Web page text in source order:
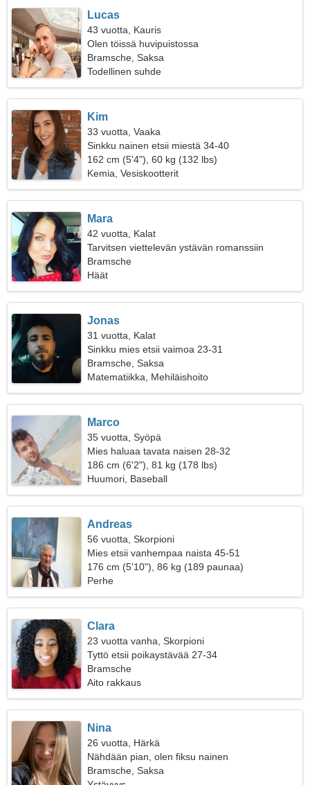
Lucas
43 vuotta, Kauris
Olen töissä huvipuistossa
Bramsche, Saksa
Todellinen suhde
Kim
33 vuotta, Vaaka
Sinkku nainen etsii miestä 34-40
162 cm (5'4"), 60 kg (132 lbs)
Kemia, Vesiskootterit
Mara
42 vuotta, Kalat
Tarvitsen viettelevän ystävän romanssiin
Bramsche
Häät
Jonas
31 vuotta, Kalat
Sinkku mies etsii vaimoa 23-31
Bramsche, Saksa
Matematiikka, Mehiläishoito
Marco
35 vuotta, Syöpä
Mies haluaa tavata naisen 28-32
186 cm (6'2"), 81 kg (178 lbs)
Huumori, Baseball
Andreas
56 vuotta, Skorpioni
Mies etsii vanhempaa naista 45-51
176 cm (5'10"), 86 kg (189 paunaa)
Perhe
Clara
23 vuotta vanha, Skorpioni
Tyttö etsii poikaystävää 27-34
Bramsche
Aito rakkaus
Nina
26 vuotta, Härkä
Nähdään pian, olen fiksu nainen
Bramsche, Saksa